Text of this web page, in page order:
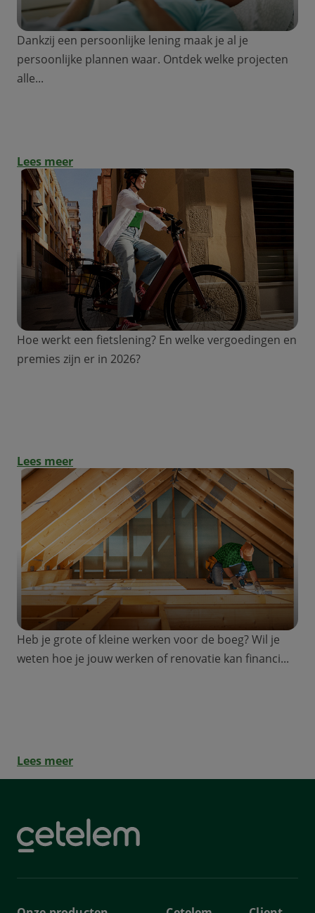
Dankzij een persoonlijke lening maak je al je
persoonlijke plannen waar. Ontdek welke projecten
alle...
Lees meer
Hoe werkt een fietslening? En welke vergoedingen en
premies zijn er in 2026?
Lees meer
Heb je grote of kleine werken voor de boeg? Wil je
weten hoe je jouw werken of renovatie kan financi...
Lees meer